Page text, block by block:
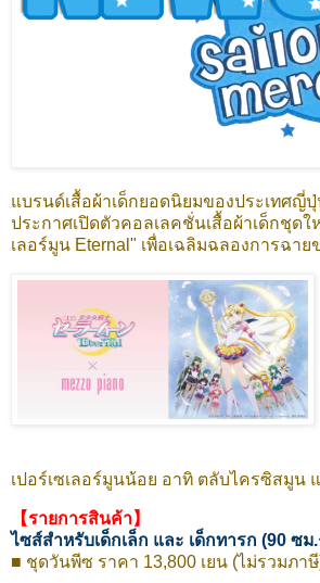
แบรนด์เสื้อผ้าเด็กยอดนิยมของประเทศญี่ปุ่
ประกาศเปิดตัวคอลเลคชั่นเสื้อผ้าเด็กชุดใ
เลอร์มูน Eternal" เพื่อเฉลิมฉลองการฉา
เปอร์เซเลอร์มูนน้อย อาทิ ตลับไครซิสมูน
【รายการสินค้า】
ไซส์สำหรับเด็กเล็ก และ เด็กทารก (90 ซม
■ ชุดวันพีซ ราคา 13,800 เยน (ไม่รวมภา